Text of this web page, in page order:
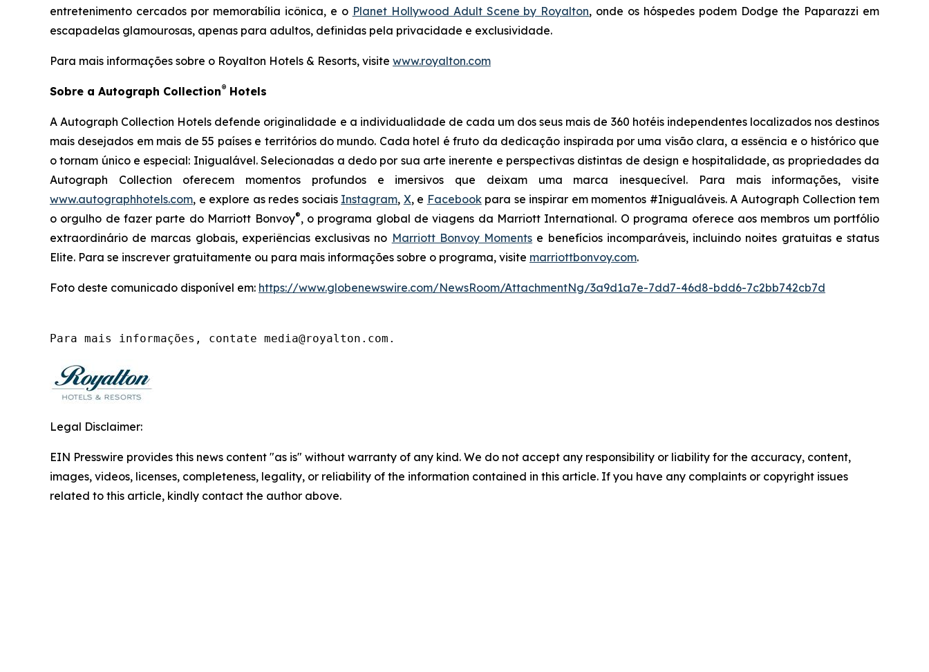
entretenimento cercados por memorabília icônica, e o Planet Hollywood Adult Scene by Royalton, onde os hóspedes podem Dodge the Paparazzi em
escapadelas glamourosas, apenas para adultos, definidas pela privacidade e exclusividade.
Para mais informações sobre o Royalton Hotels & Resorts, visite www.royalton.com
Sobre a Autograph Collection® Hotels
A Autograph Collection Hotels defende originalidade e a individualidade de cada um dos seus mais de 360 hotéis independentes localizados nos destinos
mais desejados em mais de 55 países e territórios do mundo. Cada hotel é fruto da dedicação inspirada por uma visão clara, a essência e o histórico que
o tornam único e especial: Inigualável. Selecionadas a dedo por sua arte inerente e perspectivas distintas de design e hospitalidade, as propriedades da
Autograph Collection oferecem momentos profundos e imersivos que deixam uma marca inesquecível. Para mais informações, visite
www.autographhotels.com, e explore as redes sociais Instagram, X, e Facebookpara se inspirar em momentos #Inigualáveis. A Autograph Collection tem
o orgulho de fazer parte do Marriott Bonvoy®, o programa global de viagens da Marriott International. O programa oferece aos membros um portfólio
extraordinário de marcas globais, experiências exclusivas no Marriott Bonvoy Moments e benefícios incomparáveis, incluindo noites gratuitas e status
Elite. Para se inscrever gratuitamente ou para mais informações sobre o programa, visite marriottbonvoy.com.
Foto deste comunicado disponível em: https://www.globenewswire.com/NewsRoom/AttachmentNg/3a9d1a7e-7dd7-46d8-bdd6-7c2bb742cb7d
Para mais informações, contate media@royalton.com.
Legal Disclaimer:
EIN Presswire provides this news content "as is" without warranty of any kind. We do not accept any responsibility or liability for the accuracy, content,
images, videos, licenses, completeness, legality, or reliability of the information contained in this article. If you have any complaints or copyright issues
related to this article, kindly contact the author above.